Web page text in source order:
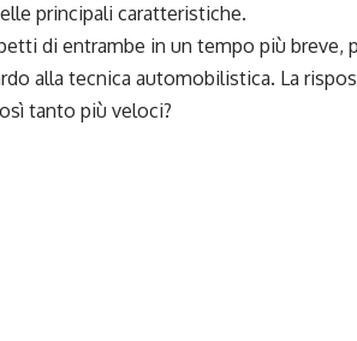
principali caratteristiche.
di entrambe in un tempo più breve,
alla tecnica automobilistica. La
tanto più veloci?